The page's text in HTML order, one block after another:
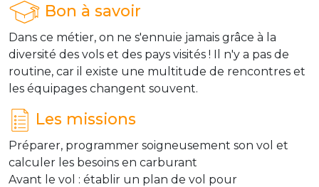
Bon à savoir
Dans ce métier, on ne s'ennuie jamais grâce à la
diversité des vols et des pays visités ! Il n'y a pas de
routine, car il existe une multitude de rencontres et
les équipages changent souvent.
Les missions
Préparer, programmer soigneusement son vol et
calculer les besoins en carburant
Avant le vol : établir un plan de vol pour